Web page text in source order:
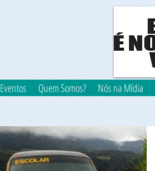
Eventos Quem Somos? Nós na Mídia